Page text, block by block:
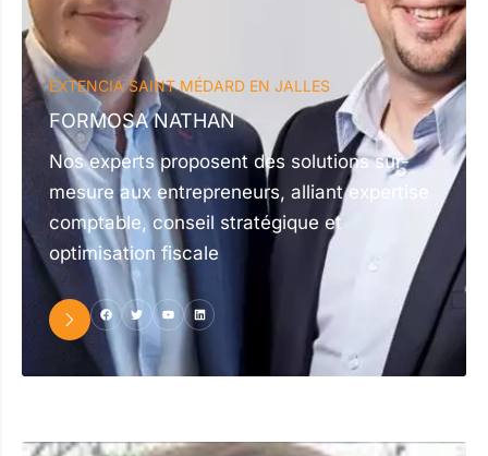
EXTENCIA SAINT MÉDARD EN JALLES
FORMOSA NATHAN
Nos experts proposent des solutions sur-
mesure aux entrepreneurs, alliant expertise
comptable, conseil stratégique et
optimisation fiscale